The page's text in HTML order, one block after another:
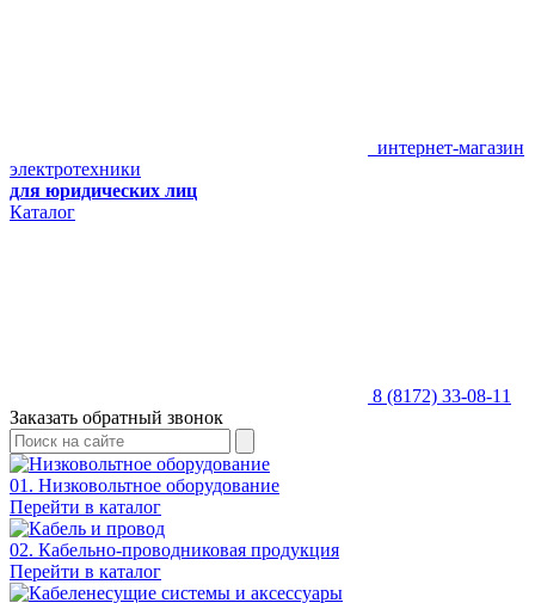
интернет-магазин
электротехники
для юридических лиц
Каталог
8 (8172) 33-08-11
Заказать обратный звонок
01. Низковольтное оборудование
Перейти в каталог
02. Кабельно-проводниковая продукция
Перейти в каталог